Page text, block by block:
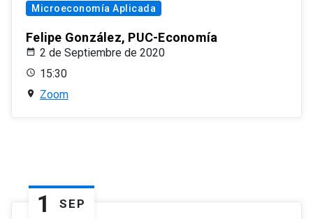
Microeconomía Aplicada
Felipe González, PUC-Economía
2 de Septiembre de 2020
15:30
Zoom
1 SEP